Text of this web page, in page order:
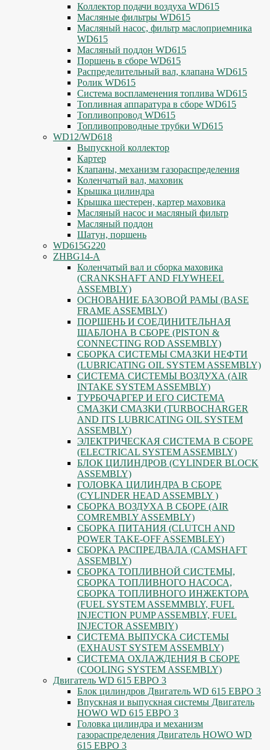
Коллектор подачи воздуха WD615
Масляные фильтры WD615
Масляный насос, фильтр маслоприемника
WD615
Масляный поддон WD615
Поршень в сборе WD615
Распределительный вал, клапана WD615
Ролик WD615
Система воспламенения топлива WD615
Топливная аппаратура в сборе WD615
Топливопровод WD615
Топливопроводные трубки WD615
WD12/WD618
Выпускной коллектор
Картер
Клапаны, механизм газораспределения
Коленчатый вал, маховик
Крышка цилиндра
Крышка шестерен, картер маховика
Масляный насос и масляный фильтр
Масляный поддон
Шатун, поршень
WD615G220
ZHBG14-A
Коленчатый вал и сборка маховика
(CRANKSHAFT AND FLYWHEEL
ASSEMBLY)
ОСНОВАНИЕ БАЗОВОЙ РАМЫ (BASE
FRAME ASSEMBLY)
ПОРШЕНЬ И СОЕДИНИТЕЛЬНАЯ
ШАБЛОНА В СБОРЕ (PISTON &
CONNECTING ROD ASSEMBLY)
СБОРКА СИСТЕМЫ СМАЗКИ НЕФТИ
(LUBRICATING OIL SYSTEM ASSEMBLY)
СИСТЕМА СИСТЕМЫ ВОЗДУХА (AIR
INTAKE SYSTEM ASSEMBLY)
ТУРБОЧАРГЕР И ЕГО СИСТЕМА
СМАЗКИ СМАЗКИ (TURBOCHARGER
AND ITS LUBRICATING OIL SYSTEM
ASSEMBLY)
ЭЛЕКТРИЧЕСКАЯ СИСТЕМА В СБОРЕ
(ELECTRICAL SYSTEM ASSEMBLY)
БЛОК ЦИЛИНДРОВ (CYLINDER BLOCK
ASSEMBLY)
ГОЛОВКА ЦИЛИНДРА В СБОРЕ
(CYLINDER HEAD ASSEMBLY )
СБОРКА ВОЗДУХА В СБОРЕ (AIR
COMREMBLY ASSEMBLY)
СБОРКА ПИТАНИЯ (CLUTCH AND
POWER TAKE-OFF ASSEMBLEY)
СБОРКА РАСПРЕДВАЛА (CAMSHAFT
ASSEMBLY)
СБОРКА ТОПЛИВНОЙ СИСТЕМЫ,
СБОРКА ТОПЛИВНОГО НАСОСА,
СБОРКА ТОПЛИВНОГО ИНЖЕКТОРА
(FUEL SYSTEM ASSEMMBLY, FUFL
INJECTION PUMP ASSEMBLY, FUEL
INJECTOR ASSEMBIY)
СИСТЕМА ВЫПУСКА СИСТЕМЫ
(EXHAUST SYSTEM ASSEMBLY)
СИСТЕМА ОХЛАЖДЕНИЯ В СБОРЕ
(COOLING SYSTEM ASSEMBLY)
Двигатель WD 615 ЕВРО 3
Блок цилиндров Двигатель WD 615 ЕВРО 3
Впускная и выпускная системы Двигатель
HOWO WD 615 ЕВРО 3
Головка цилиндра и механизм
газораспределения Двигатель HOWO WD
615 ЕВРО 3